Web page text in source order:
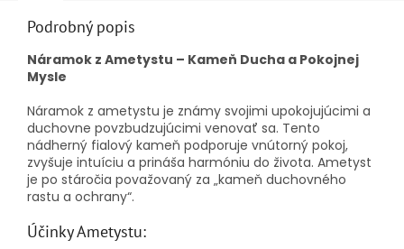
Podrobný popis
Náramok z Ametystu – Kameň Ducha a Pokojnej
Mysle
Náramok z ametystu je známy svojimi upokojujúcimi a
duchovne povzbudzujúcimi venovať sa. Tento
nádherný fialový kameň podporuje vnútorný pokoj,
zvyšuje intuíciu a prináša harmóniu do života. Ametyst
je po stáročia považovaný za „kameň duchovného
rastu a ochrany“.
Účinky Ametystu: